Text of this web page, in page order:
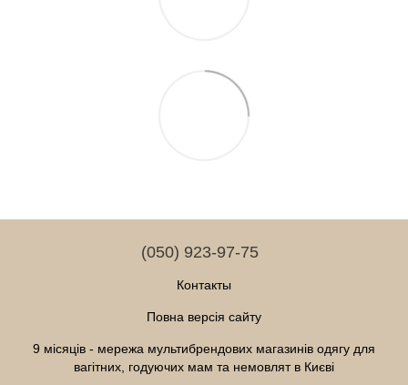
(050) 923-97-75
Контакты
Повна версія сайту
9 місяців - мережа мультибрендових магазинів одягу для
вагітних, годуючих мам та немовлят в Києві